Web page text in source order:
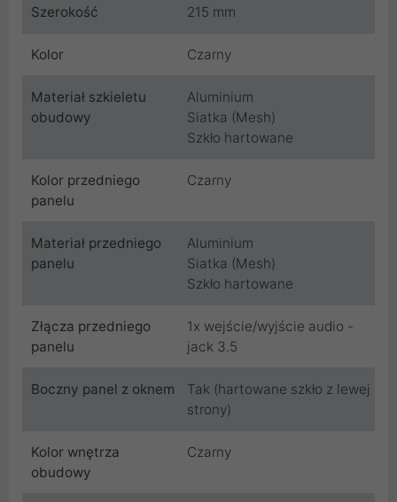
Szerokość 215 mm
Kolor Czarny
Materiał szkieletu
obudowy
Aluminium
Siatka (Mesh)
Szkło hartowane
Kolor przedniego
panelu
Czarny
Materiał przedniego
panelu
Aluminium
Siatka (Mesh)
Szkło hartowane
Złącza przedniego
panelu
1x wejście/wyjście audio -
jack 3.5
Boczny panel z oknem
Tak (hartowane szkło z lewej
strony)
Kolor wnętrza
obudowy
Czarny